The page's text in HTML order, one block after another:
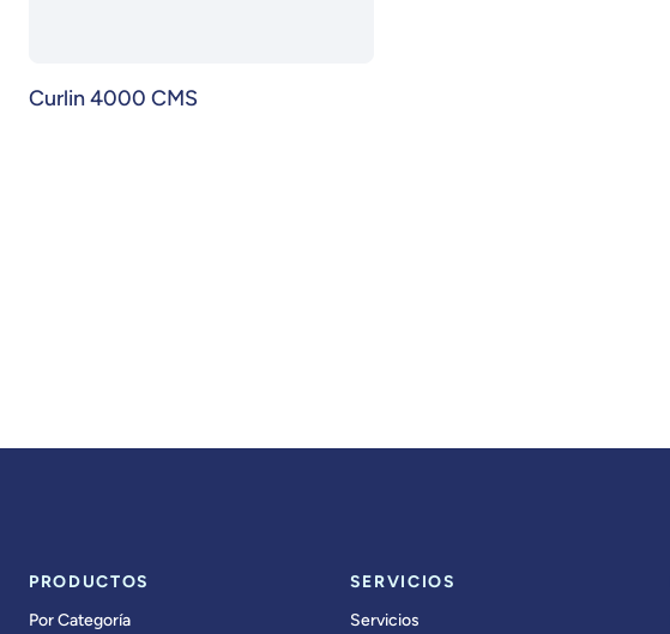
Curlin 4000 CMS
PRODUCTOS
Por Categoría
SERVICIOS
Servicios